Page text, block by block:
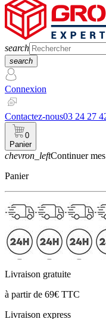
search
search
Connexion
Contactez-nous03 24 27
0
Panier
chevron_leftContinuer
Panier
Livraison gratuite
à partir de 69€ TTC
Livraison express